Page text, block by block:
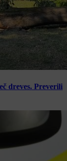
dreves. Preverili